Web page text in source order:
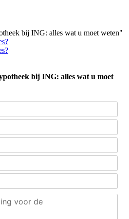
bij ING: alles wat u moet weten"
bij ING: alles wat u moet